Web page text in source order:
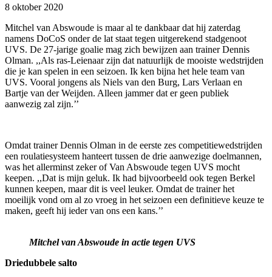
8 oktober 2020
Mitchel van Abswoude is maar al te dankbaar dat hij zaterdag
namens DoCoS onder de lat staat tegen uitgerekend stadgenoot
UVS. De 27-jarige goalie mag zich bewijzen aan trainer Dennis
Olman. ,,Als ras-Leienaar zijn dat natuurlijk de mooiste wedstrijden
die je kan spelen in een seizoen. Ik ken bijna het hele team van
UVS. Vooral jongens als Niels van den Burg, Lars Verlaan en
Bartje van der Weijden. Alleen jammer dat er geen publiek
aanwezig zal zijn.’’
Omdat trainer Dennis Olman in de eerste zes competitiewedstrijden
een roulatiesysteem hanteert tussen de drie aanwezige doelmannen,
was het allerminst zeker of Van Abswoude tegen UVS mocht
keepen. ,,Dat is mijn geluk. Ik had bijvoorbeeld ook tegen Berkel
kunnen keepen, maar dit is veel leuker. Omdat de trainer het
moeilijk vond om al zo vroeg in het seizoen een definitieve keuze te
maken, geeft hij ieder van ons een kans.’’
Mitchel van Abswoude in actie tegen UVS
Driedubbele salto